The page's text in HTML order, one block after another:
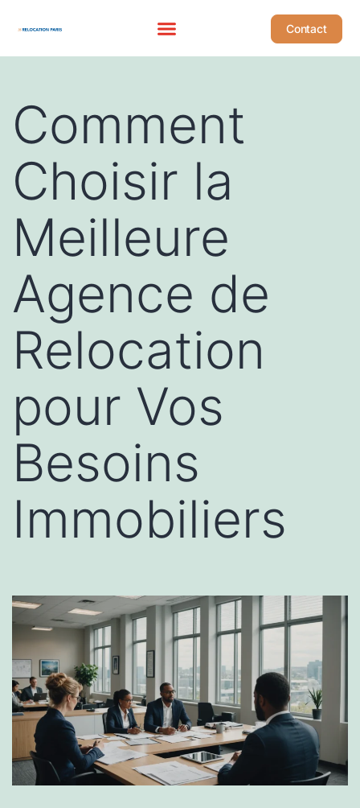
Contact
Comment
Choisir la
Meilleure
Agence de
Relocation
pour Vos
Besoins
Immobiliers